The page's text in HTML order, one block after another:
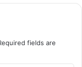
fields are